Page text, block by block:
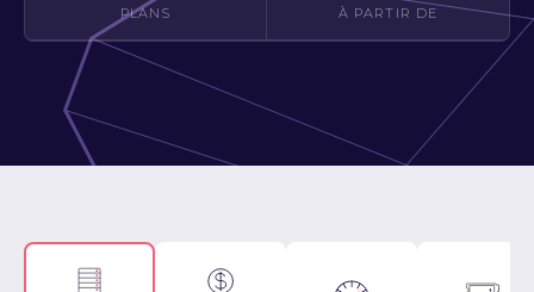
PLANS À PARTIR DE